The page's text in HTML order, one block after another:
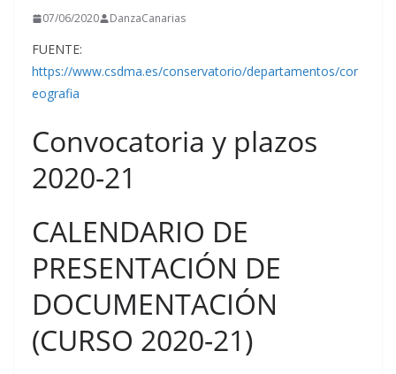
07/06/2020 DanzaCanarias
FUENTE:
https://www.csdma.es/conservatorio/departamentos/cor
eografia
Convocatoria y plazos
2020-21
CALENDARIO DE
PRESENTACIÓN DE
DOCUMENTACIÓN
(CURSO 2020-21)